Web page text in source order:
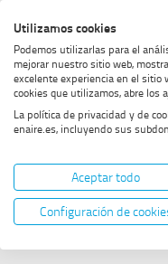
al
menú
al
contenido
al
footer
alto
contraste
Home Aviso
Aviso
Utilizamos cookies
Podemos utilizarlas para el
mejorar nuestro sitio web,
excelente experiencia en el sitio
cookies que utilizamos, abre los
La política de privacidad y de
enaire.es, incluyendo sus
Aceptar todo
Configuración de